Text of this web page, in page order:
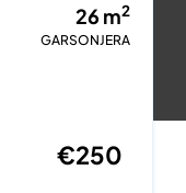
26 m2
GARSONJERA
€250